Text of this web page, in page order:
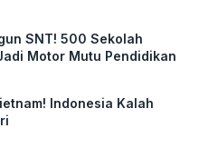
SNT! 500 Sekolah
Motor Mutu Pendidikan
Indonesia Kalah